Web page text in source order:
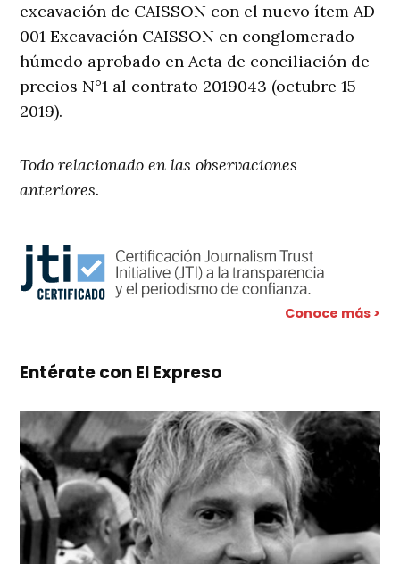
excavación de CAISSON con el nuevo ítem AD
001 Excavación CAISSON en conglomerado
húmedo aprobado en Acta de conciliación de
precios N°1 al contrato 2019043 (octubre 15
2019).
Todo relacionado en las observaciones
anteriores.
Conoce más >
Entérate con El Expreso